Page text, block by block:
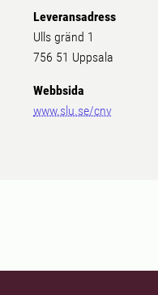
Leveransadress
Ulls gränd 1
756 51 Uppsala
Webbsida
www.slu.se/cnv